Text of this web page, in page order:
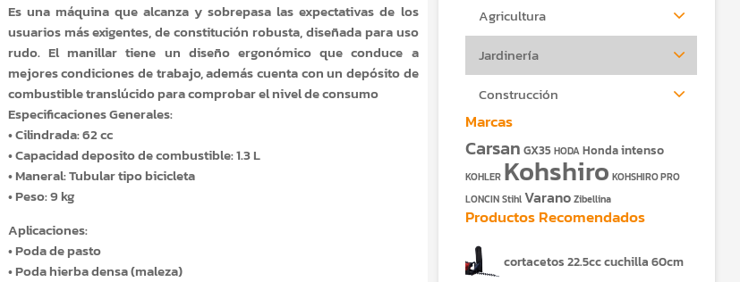
Es una máquina que alcanza y sobrepasa las expectativas de los
usuarios más exigentes, de constitución robusta, diseñada para uso
rudo. El manillar tiene un diseño ergonómico que conduce a
mejores condiciones de trabajo, además cuenta con un depósito de
combustible translúcido para comprobar el nivel de consumo
Especificaciones Generales:
• Cilindrada: 62 cc
• Capacidad deposito de combustible: 1.3 L
• Maneral: Tubular tipo bicicleta
• Peso: 9 kg
Aplicaciones:
• Poda de pasto
• Poda hierba densa (maleza)
Agricultura
Jardinería
Construcción
Marcas
Carsan GX35 HODA Hondaintenso
KOHLER Kohshiro KOHSHIRO PRO
LONCIN Stihl Varano Zibellina
Productos Recomendados
cortacetos 22.5cc cuchilla 60cm